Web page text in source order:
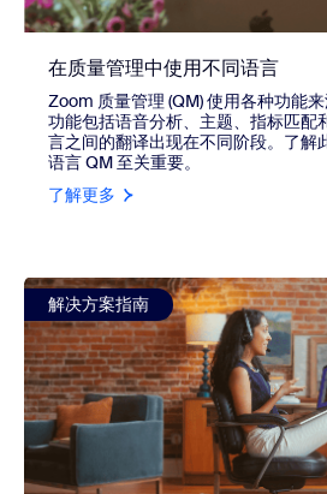
在质量管理中使用不同语言
Zoom 质量管理 (QM) 使用各种功能
功能包括语音分析、主题、指标匹配
言之间的翻译出现在不同阶段。了解
语言 QM 至关重要。
了解更多
view 劳动力管理活动到状态映射
解决方案指南